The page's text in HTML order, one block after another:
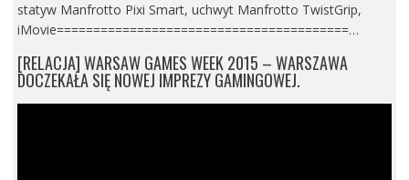
statyw Manfrotto Pixi Smart, uchwyt Manfrotto TwistGrip,
iMovie========================================…
[RELACJA] WARSAW GAMES WEEK 2015 – WARSZAWA
DOCZEKAŁA SIĘ NOWEJ IMPREZY GAMINGOWEJ.